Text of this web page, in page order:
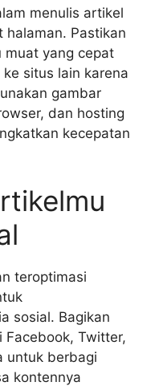
menulis artikel
halaman. Pastikan
muat yang cepat
situs lain karena
gambar
dan hosting
kecepatan
teroptimasi
sosial. Bagikan
Twitter,
untuk berbagi
kontennya